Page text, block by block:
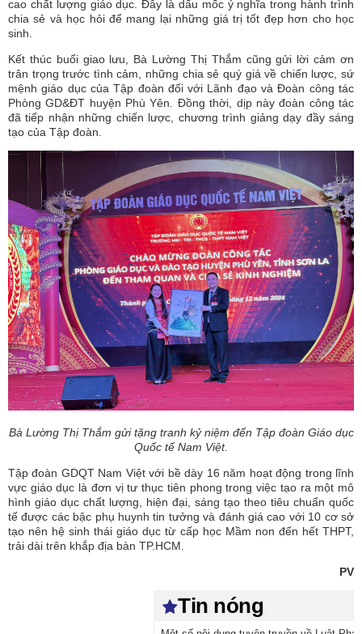
cao chất lượng giáo dục. Đây là dấu mốc ý nghĩa trong hành trình
chia sẻ và học hỏi để mang lại những giá trị tốt đẹp hơn cho học
sinh.
Kết thúc buổi giao lưu, Bà Lường Thị Thắm cũng gửi lời cảm ơn
trân trọng trước tình cảm, những chia sẻ quý giá về chiến lược, sứ
mệnh giáo dục của Tập đoàn đối với Lãnh đạo và Đoàn công tác
Phòng GD&ĐT huyện Phù Yên. Đồng thời, dịp này đoàn công tác
đã tiếp nhận những chiến lược, chương trình giảng dạy đầy sáng
tạo của Tập đoàn.
Bà Lường Thị Thắm gửi tặng tranh kỷ niệm đến Tập đoàn Giáo dục
Quốc tế Nam Việt.
Tập đoàn GDQT Nam Việt với bề dày 16 năm hoạt động trong lĩnh
vực giáo dục là đơn vị tư thục tiên phong trong việc tạo ra một mô
hình giáo dục chất lượng, hiện đại, sáng tạo theo tiêu chuẩn quốc
tế được các bậc phụ huynh tin tưởng và đánh giá cao với 10 cơ sở
tạo nên hệ sinh thái giáo dục từ cấp học Mầm non đến hết THPT,
trải dài trên khắp địa bàn TP.HCM.
PV
Tin nóng